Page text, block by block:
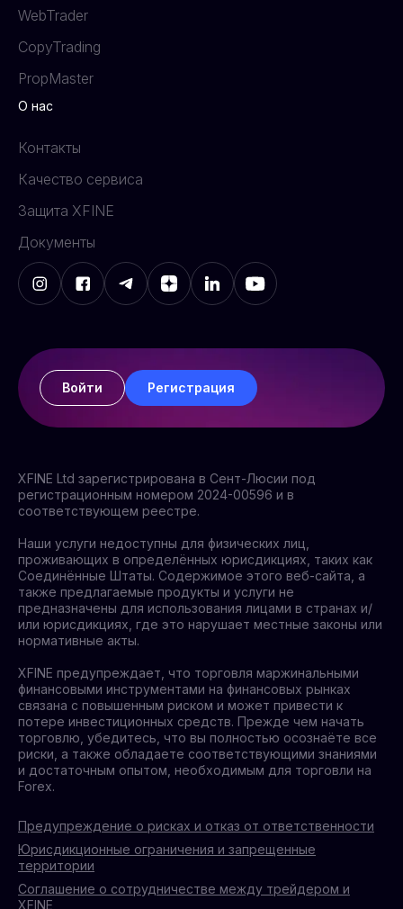
WebTrader
CopyTrading
PropMaster
О нас
Контакты
Качество сервиса
Защита XFINE
Документы
Войти Регистрация
XFINE Ltd зарегистрирована в Сент-Люсии под
регистрационным номером 2024-00596 и в
соответствующем реестре.
Наши услуги недоступны для физических лиц,
проживающих в определённых юрисдикциях, таких как
Соединённые Штаты. Содержимое этого веб-сайта, а
также предлагаемые продукты и услуги не
предназначены для использования лицами в странах и/
или юрисдикциях, где это нарушает местные законы или
нормативные акты.
XFINE предупреждает, что торговля маржинальными
финансовыми инструментами на финансовых рынках
связана с повышенным риском и может привести к
потере инвестиционных средств. Прежде чем начать
торговлю, убедитесь, что вы полностью осознаёте все
риски, а также обладаете соответствующими знаниями
и достаточным опытом, необходимым для торговли на
Forex.
Предупреждение о рисках и отказ от ответственности
Юрисдикционные ограничения и запрещенные
территории
Соглашение о сотрудничестве между трейдером и
XFINE